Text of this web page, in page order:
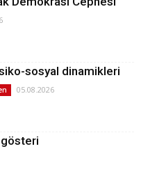
sosyal dinamikleri
05.08.2026